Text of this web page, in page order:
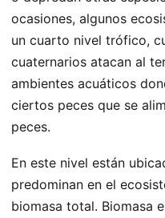
ocasiones, algunos
un cuarto nivel trófico,
cuaternarios atacan al
ambientes acuáticos
ciertos peces que se
peces.
En este nivel están
predominan en el
biomasa total. Biomasa